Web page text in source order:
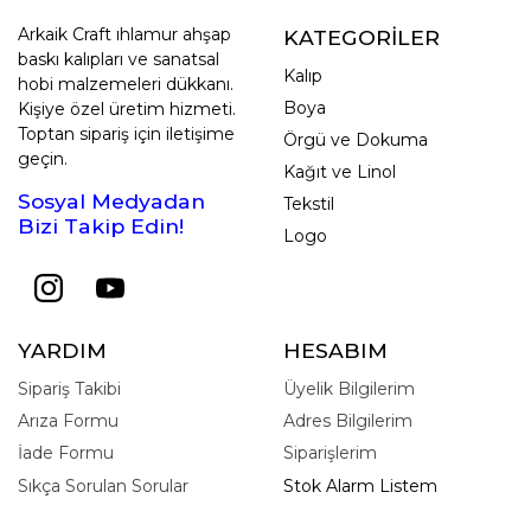
Arkaik Craft ıhlamur ahşap
baskı kalıpları ve sanatsal
hobi malzemeleri dükkanı.
Kişiye özel üretim hizmeti.
Toptan sipariş için iletişime
geçin.
Sosyal Medyadan
Bizi Takip Edin!
KATEGORİLER
Kalıp
Boya
Örgü ve Dokuma
Kağıt ve Linol
Tekstil
Logo
YARDIM
Sipariş Takibi
Arıza Formu
İade Formu
Sıkça Sorulan Sorular
HESABIM
Üyelik Bilgilerim
Adres Bilgilerim
Siparişlerim
Stok Alarm Listem